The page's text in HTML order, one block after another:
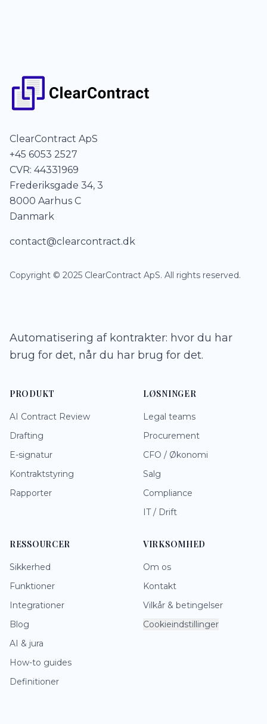
ClearContract ApS
+45 6053 2527
CVR: 44331969
Frederiksgade 34, 3
8000 Aarhus C
Danmark
contact@clearcontract.dk
Copyright © 2025 ClearContract ApS. All rights reserved.
Automatisering af kontrakter: hvor du har
brug for det, når du har brug for det.
PRODUKT
AI Contract Review
Drafting
E-signatur
Kontraktstyring
Rapporter
LØSNINGER
Legal teams
Procurement
CFO / Økonomi
Salg
Compliance
IT / Drift
RESSOURCER
Sikkerhed
Funktioner
Integrationer
Blog
AI & jura
How-to guides
Definitioner
VIRKSOMHED
Om os
Kontakt
Vilkår & betingelser
Cookieindstillinger